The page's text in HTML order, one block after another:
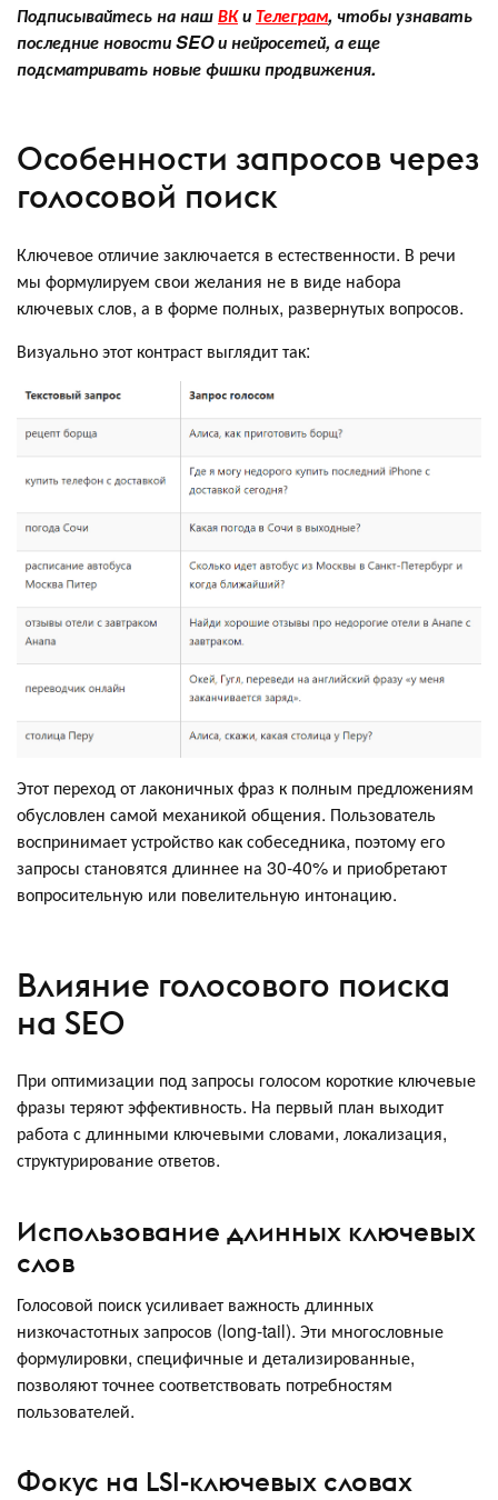
Подписывайтесь на нашВКи Телеграм, чтобы узнавать
последние новости SEO и нейросетей, а еще
подсматривать новые фишки продвижения.
Особенности запросов через
голосовой поиск
Ключевое отличие заключается в естественности. В речи
мы формулируем свои желания не в виде набора
ключевых слов, а в форме полных, развернутых вопросов.
Визуально этот контраст выглядит так:
Этот переход от лаконичных фраз к полным предложениям
обусловлен самой механикой общения. Пользователь
воспринимает устройство как собеседника, поэтому его
запросы становятся длиннее на 30-40% и приобретают
вопросительную или повелительную интонацию.
Влияние голосового поиска
на SEO
При оптимизации под запросы голосом короткие ключевые
фразы теряют эффективность. На первый план выходит
работа с длинными ключевыми словами, локализация,
структурирование ответов.
Использование длинных ключевых
слов
Голосовой поиск усиливает важность длинных
низкочастотных запросов (long-tail). Эти многословные
формулировки, специфичные и детализированные,
позволяют точнее соответствовать потребностям
пользователей.
Фокус на LSI-ключевых словах